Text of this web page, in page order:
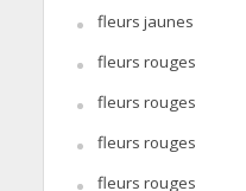
fleurs jaunes
fleurs rouges
fleurs rouges
fleurs rouges
fleurs rouges